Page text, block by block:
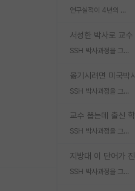
연구실적이 4년의 공백이 있는거 어떻게 생각하냐
SSH 박사과정을 그만두고 지방대 박사로 옮기면 교수의 꿈은 끝일까요?
SSH 박사과정을 그만두고 지방대 박사로 옮기면 교수의 꿈은 끝일까요?
SSH 박사과정을 그만두고 지방대 박사로 옮기면 교수의 꿈은 끝일까요?
SSH 박사과정을 그만두고 지방대 박사로 옮기면 교수의 꿈은 끝일까요?